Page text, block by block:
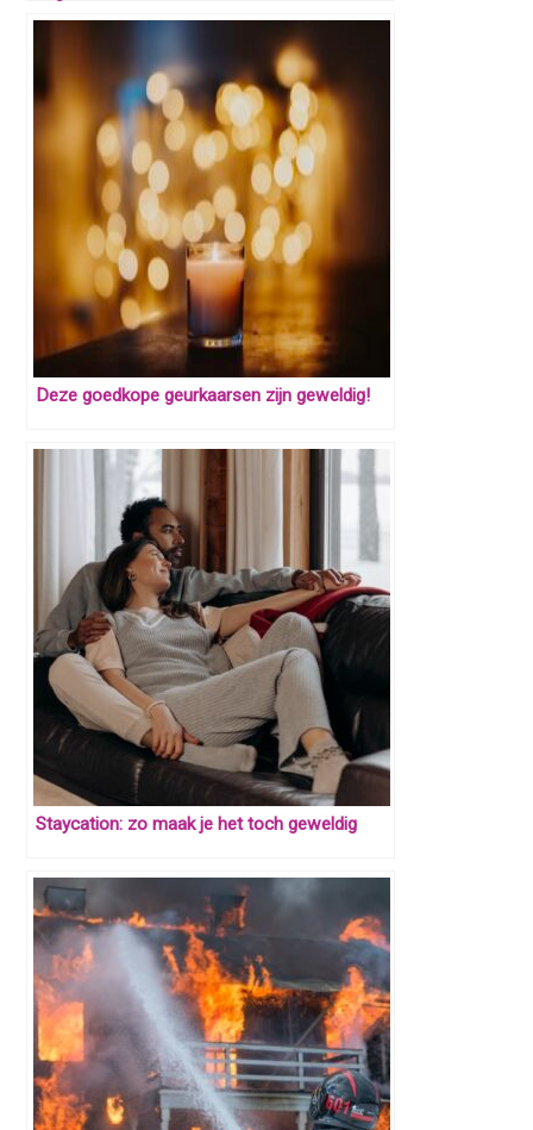
Deze goedkope geurkaarsen zijn geweldig!
Staycation: zo maak je het toch geweldig